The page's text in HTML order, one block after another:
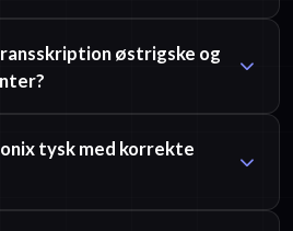
østrigske og
tysk med korrekte